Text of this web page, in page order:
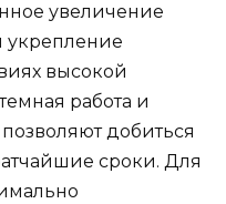
увеличение
укрепление
высокой
работа и
добиться
сроки. Для